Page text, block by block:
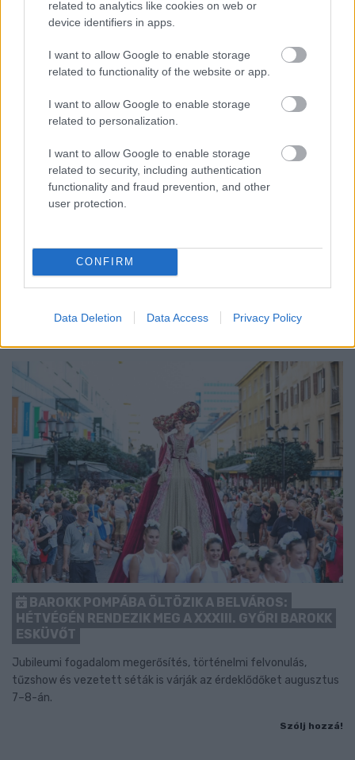
related to analytics like cookies on web or
device identifiers in apps.
I want to allow Google to enable storage
related to functionality of the website or app.
I want to allow Google to enable storage
related to personalization.
I want to allow Google to enable storage
related to security, including authentication
functionality and fraud prevention, and other
user protection.
CONFIRM
Data Deletion Data Access Privacy Policy
ENERGIATAKARÉKOSSÁG: KORÁBBAN KEZDŐDIK
A GYŐRI AUDI ETO KC PÉNTEKI FELKÉSZÜLÉSI
Az energiaellátás tehermentesítése érdekében másfél órával
előrébb hozták a Brest Bretagne Handball elleni találkozó
kezdését.
1 hozzászólás
BAROKK POMPÁBA ÖLTÖZIK A BELVÁROS:
HÉTVÉGÉN RENDEZIK MEG A XXXIII. GYŐRI BAROKK
ESKÜVŐT
Jubileumi fogadalom megerősítés, történelmi felvonulás,
tűzshow és vezetett séták is várják az érdeklődőket augusztus
7–8-án.
Szólj hozzá!